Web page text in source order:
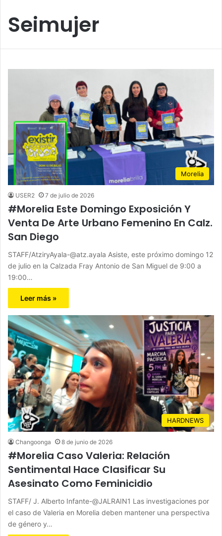
Seimujer
Morelia
USER2 7 de julio de 2026
#Morelia Este Domingo Exposición Y
Venta De Arte Urbano Femenino En Calz.
San Diego
STAFF/AtziryAyala-@atz.ayala Asiste, este próximo domingo 12
de julio en la Calzada Fray Antonio de San Miguel de 9:00 a
19:00…
Leer más »
HARDNEWS
Changoonga 8 de junio de 2026
#Morelia Caso Valeria: Relación
Sentimental Hace Clasificar Su
Asesinato Como Feminicidio
STAFF/ J. Alberto Infante-@JALRAIN1 Las investigaciones por
el caso de Valeria en Morelia deben mantener una perspectiva
de género y…